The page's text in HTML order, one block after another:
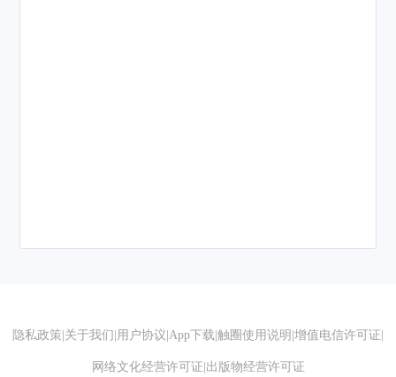
隐私政策 关于我们 用户协议 App下载 触圈使用说明 增值电信许可证
网络文化经营许可证 出版物经营许可证